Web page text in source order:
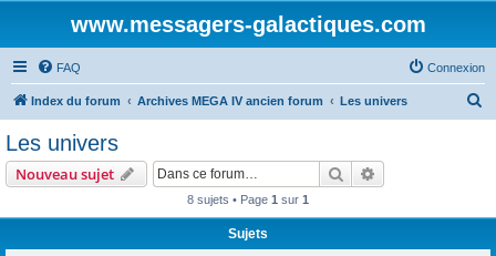
www.messagers-galactiques.com
FAQ Connexion
Index du forum Archives MEGA IV ancien forum Les univers
Les univers
Nouveau sujet Rechercher
8 sujets • Page 1 sur 1
Sujets